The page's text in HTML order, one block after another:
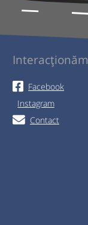
Interacționăm
Facebook
Instagram
Contact